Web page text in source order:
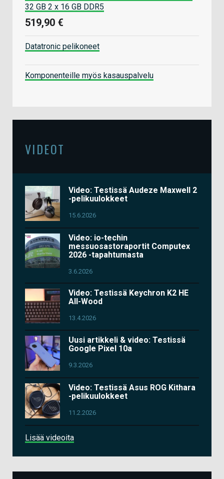
32 GB 2 x 16 GB DDR5
519,90 €
Datatronic pelikoneet
Komponenteille myös kasauspalvelu
VIDEOT
Video: Testissä Audeze Maxwell 2
-pelikuulokkeet
15.6.2026
Video: io-techin
messuosastoraportit Computex
2026 -tapahtumasta
3.6.2026
Video: Testissä Keychron K2 HE
All-Wood
13.4.2026
Uusi artikkeli & video: Testissä
Google Pixel 10a
9.3.2026
Video: Testissä Asus ROG Kithara
-pelikuulokkeet
11.2.2026
Lisää videoita